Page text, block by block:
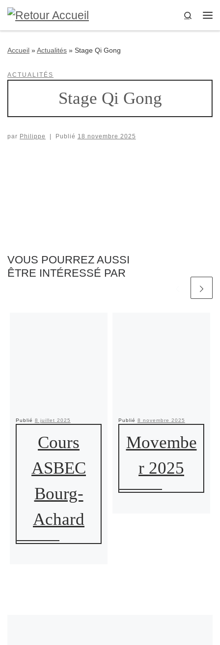
Passer au contenu
Search
Accueil »Actualités » Stage Qi Gong
ACTUALITÉS
Stage Qi Gong
par Philippe Publié 18 novembre 2025
VOUS POURREZ AUSSI
ÊTRE INTÉRESSÉ PAR
Publié 8 juillet 2025
Cours
ASBEC
Bourg-
Achard
Publié 8 novembre 2025
Movembe
r 2025